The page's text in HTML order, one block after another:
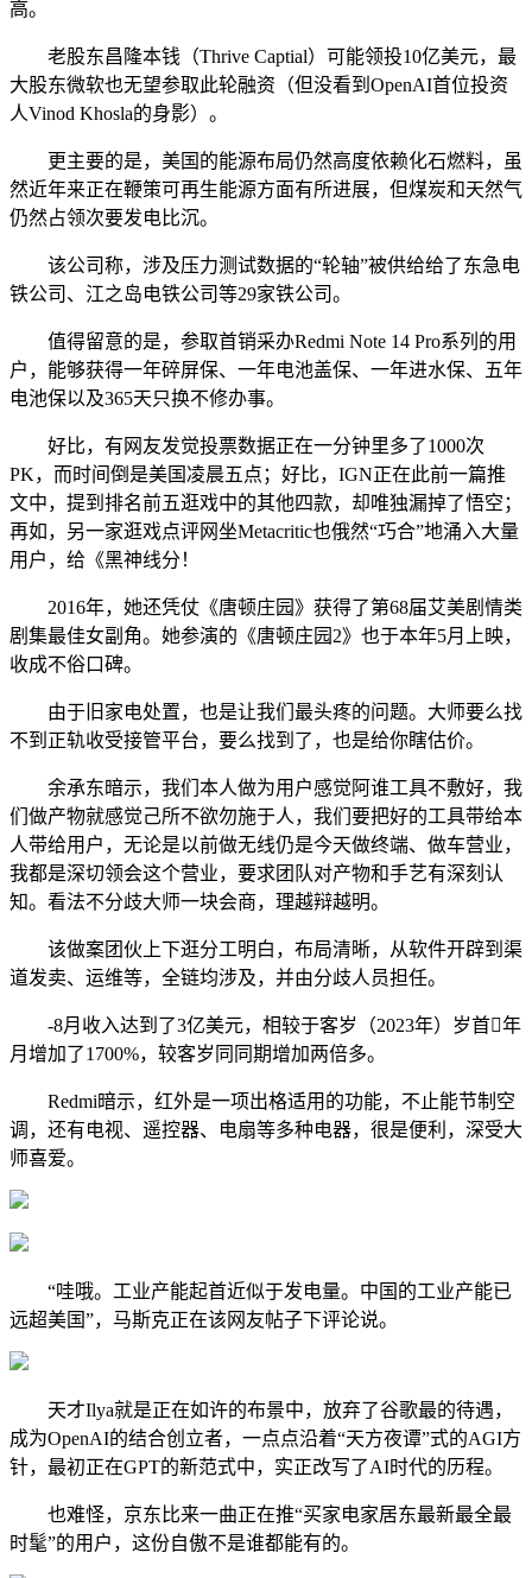
高。
老股东昌隆本钱（Thrive Captial）可能领投10亿美元，最
大股东微软也无望参取此轮融资（但没看到OpenAI首位投资
人Vinod Khosla的身影）。
更主要的是，美国的能源布局仍然高度依赖化石燃料，虽
然近年来正在鞭策可再生能源方面有所进展，但煤炭和天然气
仍然占领次要发电比沉。
该公司称，涉及压力测试数据的“轮轴”被供给给了东急电
铁公司、江之岛电铁公司等29家铁公司。
值得留意的是，参取首销采办Redmi Note 14 Pro系列的用
户，能够获得一年碎屏保、一年电池盖保、一年进水保、五年
电池保以及365天只换不修办事。
好比，有网友发觉投票数据正在一分钟里多了1000次
PK，而时间倒是美国凌晨五点；好比，IGN正在此前一篇推
文中，提到排名前五逛戏中的其他四款，却唯独漏掉了悟空；
再如，另一家逛戏点评网坐Metacritic也俄然“巧合”地涌入大量
用户，给《黑神线分！
2016年，她还凭仗《唐顿庄园》获得了第68届艾美剧情类
剧集最佳女副角。她参演的《唐顿庄园2》也于本年5月上映，
收成不俗口碑。
由于旧家电处置，也是让我们最头疼的问题。大师要么找
不到正轨收受接管平台，要么找到了，也是给你瞎估价。
余承东暗示，我们本人做为用户感觉阿谁工具不敷好，我
们做产物就感觉己所不欲勿施于人，我们要把好的工具带给本
人带给用户，无论是以前做无线仍是今天做终端、做车营业，
我都是深切领会这个营业，要求团队对产物和手艺有深刻认
知。看法不分歧大师一块会商，理越辩越明。
该做案团伙上下逛分工明白，布局清晰，从软件开辟到渠
道发卖、运维等，全链均涉及，并由分歧人员担任。
-8月收入达到了3亿美元，相较于客岁（2023年）岁首年
月增加了1700%，较客岁同同期增加两倍多。
Redmi暗示，红外是一项出格适用的功能，不止能节制空
调，还有电视、遥控器、电扇等多种电器，很是便利，深受大
师喜爱。
“哇哦。工业产能起首近似于发电量。中国的工业产能已
远超美国”，马斯克正在该网友帖子下评论说。
天才Ilya就是正在如许的布景中，放弃了谷歌最的待遇，
成为OpenAI的结合创立者，一点点沿着“天方夜谭”式的AGI方
针，最初正在GPT的新范式中，实正改写了AI时代的历程。
也难怪，京东比来一曲正在推“买家电家居东最新最全最
时髦”的用户，这份自傲不是谁都能有的。